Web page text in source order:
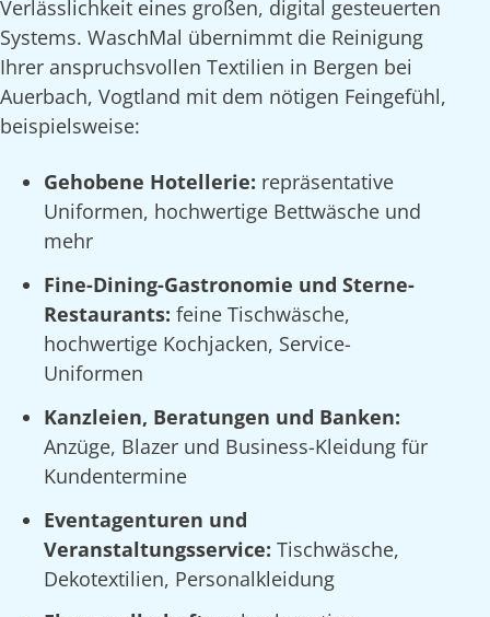
Verlässlichkeit eines großen, digital gesteuerten
Systems. WaschMal übernimmt die Reinigung
Ihrer anspruchsvollen Textilien in Bergen bei
Auerbach, Vogtland mit dem nötigen Feingefühl,
beispielsweise:
Gehobene Hotellerie: repräsentative
Uniformen, hochwertige Bettwäsche und
mehr
Fine-Dining-Gastronomie und Sterne-
Restaurants: feine Tischwäsche,
hochwertige Kochjacken, Service-
Uniformen
Kanzleien, Beratungen und Banken:
Anzüge, Blazer und Business-Kleidung für
Kundentermine
Eventagenturen und
Veranstaltungsservice: Tischwäsche,
Dekotextilien, Personalkleidung